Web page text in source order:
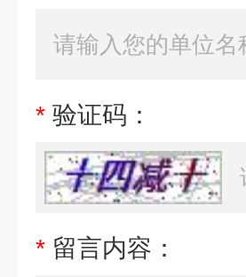
* 验证码：
* 留言内容：